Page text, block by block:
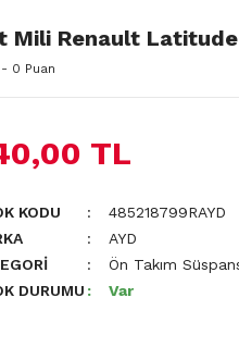
Mili Renault
0 Puan
TL
KODU
485218799RAYD
AYD
Ön Takım
DURUMU
Var